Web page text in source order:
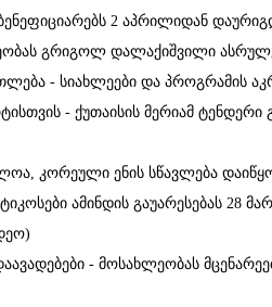
2 აპრილიდან
გრიგოლ დალაქიშვილი
- სიახლეები და პროგრამის
- ქუთაისის მერიამ ტენდერი
კორეული ენის სწავლება
ამინდის გაუარესებას 28
- მოსახლეობას